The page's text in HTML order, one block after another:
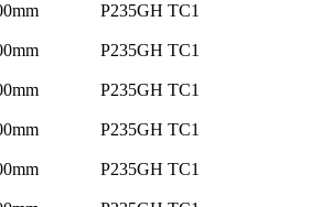
P235GH TC1
P235GH TC1
P235GH TC1
P235GH TC1
P235GH TC1